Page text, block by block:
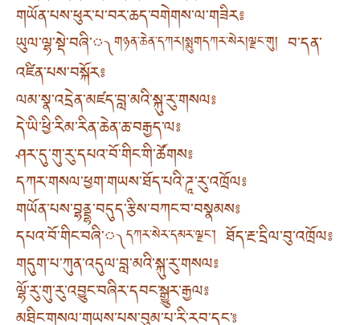
གཡོན་པས་ཕུར་པ་བར་ཆད་བགེགས་ལ་གཟིར༔
ཡུལ་ལྷ་སྡེ་བཞི་༾གཉན་ཆེན་དཀར། སྨུག དཀར་སེར། ལྗང་གུ། བ་དན་
འཛིན་པས་བསྐོར༔
ལམ་སྣ་འདྲེན་མཛད་བླ་མའི་སྐུ་རུ་གསལ༔
དེ་ཡི་ཕྱི་རིམ་རིན་ཆེན་ཆ་བརྒྱད་ལ༔
ཤར་དུ་གུ་རུ་དཔའ་བོ་གིང་གི་ཚོགས༔
དཀར་གསལ་ཕྱག་གཡས་ཐོད་པའི་ཌཱ་རུ་འཁྲོལ༔
གཡོན་པས་བྷནྡྷ་བདུད་རྩིས་བཀང་བ་བསྣམས༔
དཔའ་བོ་གིང་བཞི་༾དཀར་སེར་དམར་ལྗང་། ཐོད་རྔ་དྲིལ་བུ་འཁྲོལ༔
གདུག་པ་ཀུན་འདུལ་བླ་མའི་སྐུ་རུ་གསལ༔
ལྷོ་རུ་གུ་རུ་འབྱུང་བཞིར་དབང་སྒྱུར་རྒྱལ༔